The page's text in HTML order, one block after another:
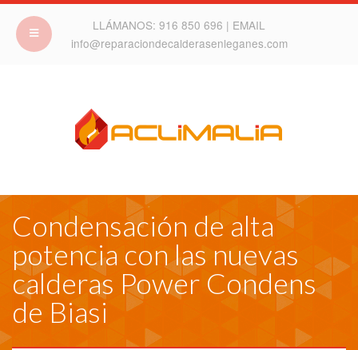
LLÁMANOS: 916 850 696 | EMAIL
info@reparaciondecalderasenleganes.com
Condensación de alta
potencia con las nuevas
calderas Power Condens
de Biasi